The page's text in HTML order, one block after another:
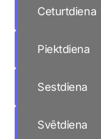
Ceturtdiena
Piektdiena
Sestdiena
Svētdiena